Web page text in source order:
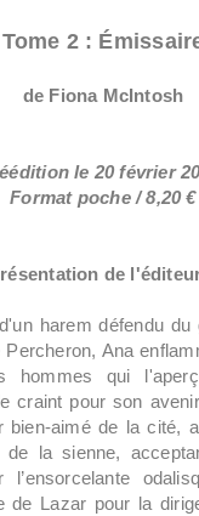
Tome 2 :
de Fiona McIntosh
le 20 février
Format poche / 8,20 €
de
harem défendu du
Percheron, Ana
hommes qui
craint pour son
bien-aimé de la cité,
de la sienne,
l’ensorcelante
de Lazar pour la